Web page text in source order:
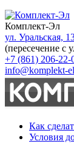
Комплект-Эл
ул. Уральская,
(пересечение с
+7 (861) 206-22-
info@komplekt-
Как
Условия